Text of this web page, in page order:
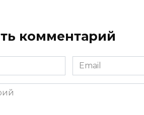
комментарий
Email
*